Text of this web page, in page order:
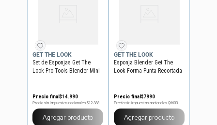
GET THE LOOK
Set de Esponjas Get The
Look Pro Tools Blender Mini
Precio final$14.990
Precio sin impuestos nacionales $12.388
Agregar producto
GET THE LOOK
Esponja Blender Get The
Look Forma Punta Recortada
Precio final$7990
Precio sin impuestos nacionales $6603
Agregar producto